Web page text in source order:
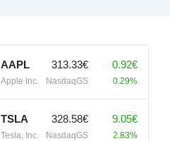
AAPL
Apple Inc.
313.33€
NasdaqGS
0.92€
0.29%
TSLA
Tesla, Inc.
328.58€
NasdaqGS
9.05€
2.83%